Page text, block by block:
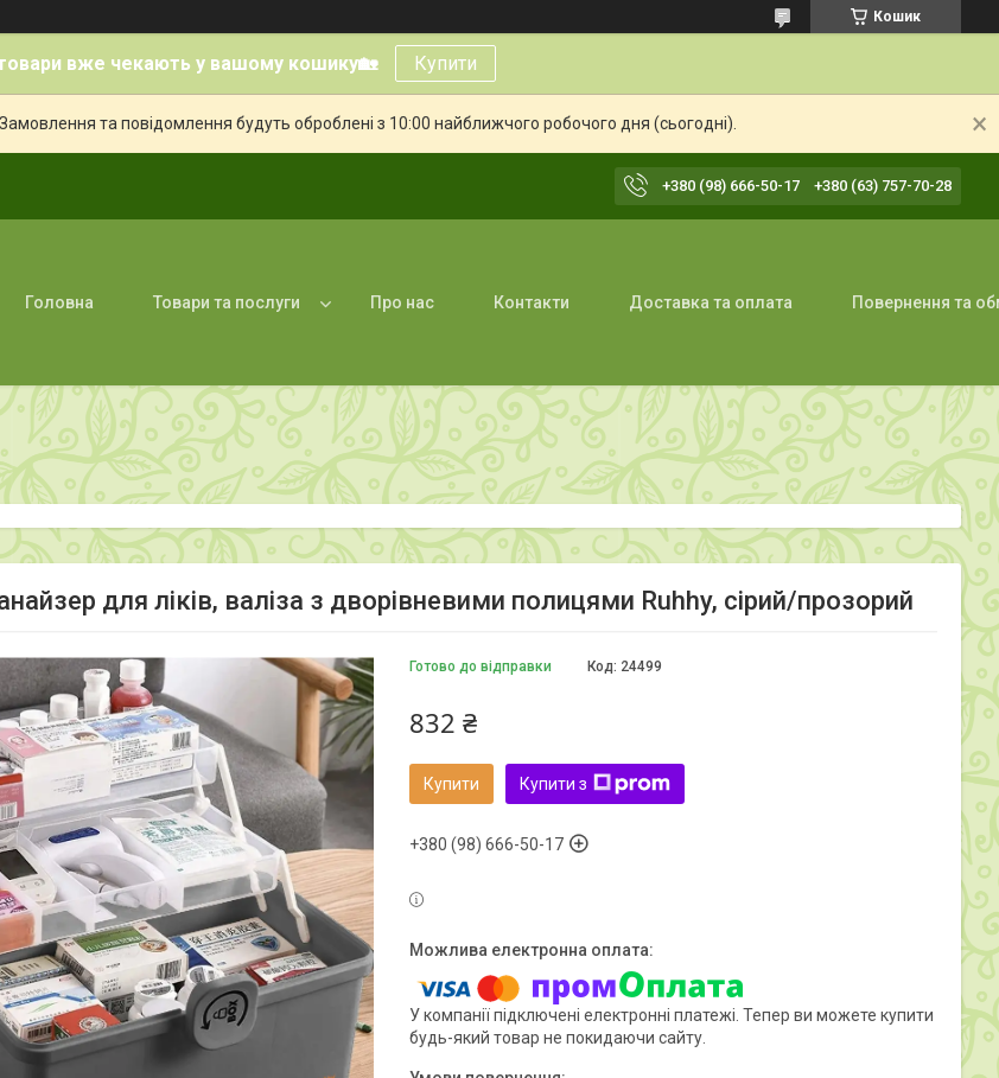
Кошик
вже чекають у вашому кошику🏡 Купити
та повідомлення будуть оброблені з 10:00 найближчого робочого дня (сьогодні).
+380 (98) 666-50-17 +380 (63) 757-70-28
Головна Товари та послуги Про нас Контакти Доставка та оплата Повернення та
для ліків, валіза з дворівневими полицями Ruhhy, сірий/прозорий
Готово до відправки Код: 24499
832 ₴
Купити Купити з
+380 (98) 666-50-17
У компанії підключені електронні платежі. Тепер ви можете купити
будь-який товар не покидаючи сайту.